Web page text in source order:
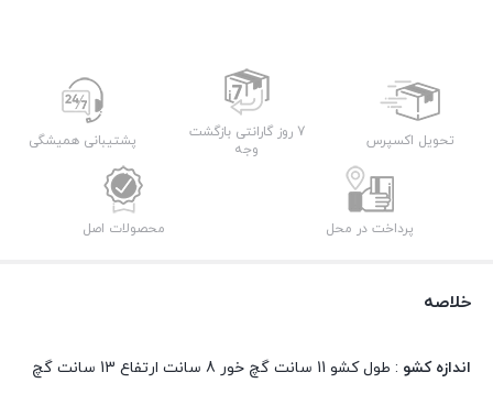
تحویل اکسپرس
7 روز گارانتی بازگشت
وجه
پشتیبانی همیشگی
پرداخت در محل محصولات اصل
خلاصه
اندازه کشو
: طول کشو 11 سانت گچ خور 8 سانت ارتفاع 13 سانت گچ